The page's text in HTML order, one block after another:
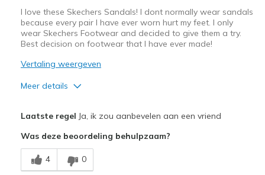
I love these Skechers Sandals! I dont normally wear sandals
because every pair I have ever worn hurt my feet. I only
wear Skechers Footwear and decided to give them a try.
Best decision on footwear that I have ever made!
Vertaling weergeven
Meer details
Breathe Well
Comfortable
Laatste regel Ja, ik zou aanbevelen aan een vriend
Was deze beoordeling behulpzaam?
4 0